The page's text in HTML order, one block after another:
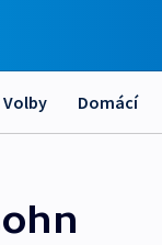
Volby Domácí